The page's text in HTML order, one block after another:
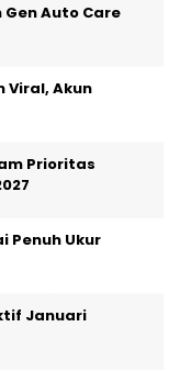
Auto Care
Viral, Akun
Prioritas
Penuh Ukur
Januari